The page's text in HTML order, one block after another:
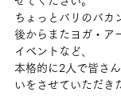
ちょっとバリのバカ
後からまたヨガ・ア
イベントなど、
本格的に2人で皆さ
いをさせていただき